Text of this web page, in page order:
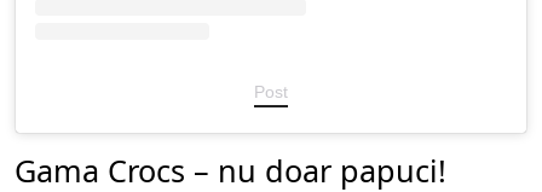
Post
Gama Crocs – nu doar papuci!